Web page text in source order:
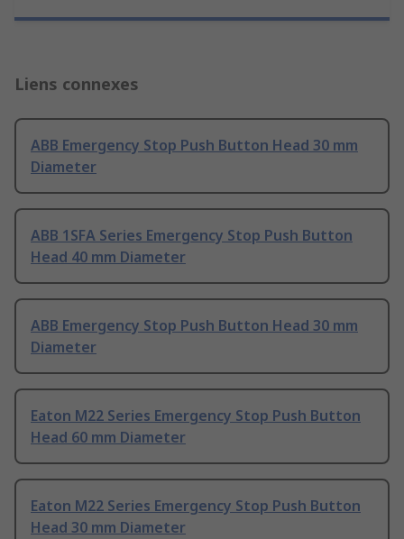
Liens connexes
ABB Emergency Stop Push Button Head 30 mm
Diameter
ABB 1SFA Series Emergency Stop Push Button
Head 40 mm Diameter
ABB Emergency Stop Push Button Head 30 mm
Diameter
Eaton M22 Series Emergency Stop Push Button
Head 60 mm Diameter
Eaton M22 Series Emergency Stop Push Button
Head 30 mm Diameter